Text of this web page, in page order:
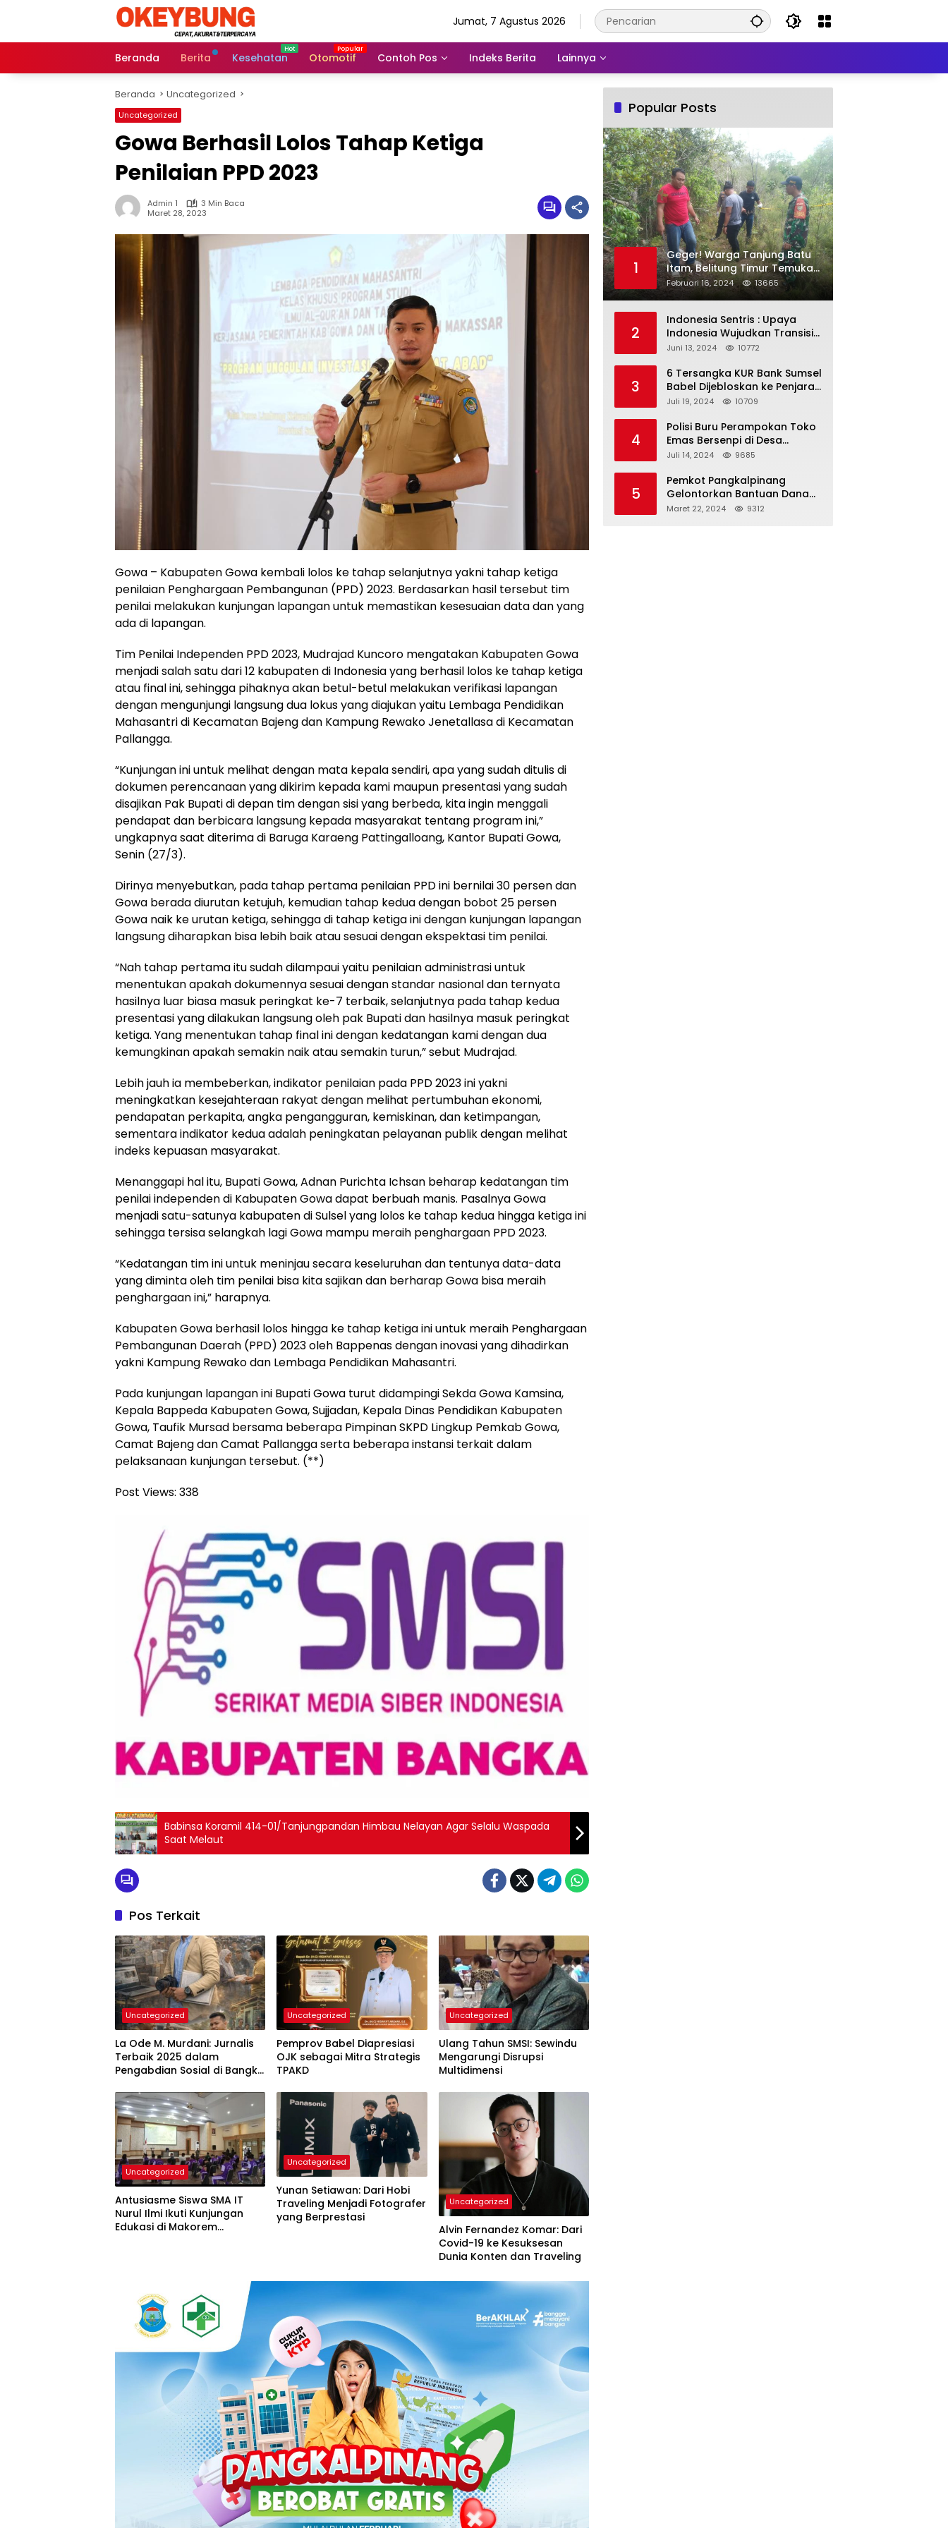
Jumat, 7 Agustus 2026
Beranda Berita Kesehatan Otomotif Contoh Pos Indeks Berita Lainnya
Beranda Uncategorized
Uncategorized
Gowa Berhasil Lolos Tahap Ketiga
Penilaian PPD 2023
Admin 1
3 Min Baca
Maret 28, 2023
Gowa – Kabupaten Gowa kembali lolos ke tahap selanjutnya yakni tahap ketiga
penilaian Penghargaan Pembangunan (PPD) 2023. Berdasarkan hasil tersebut tim
penilai melakukan kunjungan lapangan untuk memastikan kesesuaian data dan yang
ada di lapangan.
Tim Penilai Independen PPD 2023, Mudrajad Kuncoro mengatakan Kabupaten Gowa
menjadi salah satu dari 12 kabupaten di Indonesia yang berhasil lolos ke tahap ketiga
atau final ini, sehingga pihaknya akan betul-betul melakukan verifikasi lapangan
dengan mengunjungi langsung dua lokus yang diajukan yaitu Lembaga Pendidikan
Mahasantri di Kecamatan Bajeng dan Kampung Rewako Jenetallasa di Kecamatan
Pallangga.
“Kunjungan ini untuk melihat dengan mata kepala sendiri, apa yang sudah ditulis di
dokumen perencanaan yang dikirim kepada kami maupun presentasi yang sudah
disajikan Pak Bupati di depan tim dengan sisi yang berbeda, kita ingin menggali
pendapat dan berbicara langsung kepada masyarakat tentang program ini,”
ungkapnya saat diterima di Baruga Karaeng Pattingalloang, Kantor Bupati Gowa,
Senin (27/3).
Dirinya menyebutkan, pada tahap pertama penilaian PPD ini bernilai 30 persen dan
Gowa berada diurutan ketujuh, kemudian tahap kedua dengan bobot 25 persen
Gowa naik ke urutan ketiga, sehingga di tahap ketiga ini dengan kunjungan lapangan
langsung diharapkan bisa lebih baik atau sesuai dengan ekspektasi tim penilai.
“Nah tahap pertama itu sudah dilampaui yaitu penilaian administrasi untuk
menentukan apakah dokumennya sesuai dengan standar nasional dan ternyata
hasilnya luar biasa masuk peringkat ke-7 terbaik, selanjutnya pada tahap kedua
presentasi yang dilakukan langsung oleh pak Bupati dan hasilnya masuk peringkat
ketiga. Yang menentukan tahap final ini dengan kedatangan kami dengan dua
kemungkinan apakah semakin naik atau semakin turun,” sebut Mudrajad.
Lebih jauh ia membeberkan, indikator penilaian pada PPD 2023 ini yakni
meningkatkan kesejahteraan rakyat dengan melihat pertumbuhan ekonomi,
pendapatan perkapita, angka pengangguran, kemiskinan, dan ketimpangan,
sementara indikator kedua adalah peningkatan pelayanan publik dengan melihat
indeks kepuasan masyarakat.
Menanggapi hal itu, Bupati Gowa, Adnan Purichta Ichsan beharap kedatangan tim
penilai independen di Kabupaten Gowa dapat berbuah manis. Pasalnya Gowa
menjadi satu-satunya kabupaten di Sulsel yang lolos ke tahap kedua hingga ketiga ini
sehingga tersisa selangkah lagi Gowa mampu meraih penghargaan PPD 2023.
“Kedatangan tim ini untuk meninjau secara keseluruhan dan tentunya data-data
yang diminta oleh tim penilai bisa kita sajikan dan berharap Gowa bisa meraih
penghargaan ini,” harapnya.
Kabupaten Gowa berhasil lolos hingga ke tahap ketiga ini untuk meraih Penghargaan
Pembangunan Daerah (PPD) 2023 oleh Bappenas dengan inovasi yang dihadirkan
yakni Kampung Rewako dan Lembaga Pendidikan Mahasantri.
Pada kunjungan lapangan ini Bupati Gowa turut didampingi Sekda Gowa Kamsina,
Kepala Bappeda Kabupaten Gowa, Sujjadan, Kepala Dinas Pendidikan Kabupaten
Gowa, Taufik Mursad bersama beberapa Pimpinan SKPD Lingkup Pemkab Gowa,
Camat Bajeng dan Camat Pallangga serta beberapa instansi terkait dalam
pelaksanaan kunjungan tersebut. (**)
Post Views: 338
Babinsa Koramil 414-01/Tanjungpandan Himbau Nelayan Agar Selalu Waspada
Saat Melaut
Pos Terkait
Uncategorized
La Ode M. Murdani: Jurnalis
Terbaik 2025 dalam
Pengabdian Sosial di Bangka
Uncategorized
Pemprov Babel Diapresiasi
OJK sebagai Mitra Strategis
TPAKD
Uncategorized
Ulang Tahun SMSI: Sewindu
Mengarungi Disrupsi
Multidimensi
Uncategorized
Antusiasme Siswa SMA IT
Nurul Ilmi Ikuti Kunjungan
Edukasi di Makorem
Uncategorized
Yunan Setiawan: Dari Hobi
Traveling Menjadi Fotografer
yang Berprestasi
Uncategorized
Alvin Fernandez Komar: Dari
Covid-19 ke Kesuksesan
Dunia Konten dan Traveling
Popular Posts
1
Geger! Warga Tanjung Batu
Itam, Belitung Timur Temukan
Mayat Pria Tergantung di
Pohon
Februari 16, 2024 13665
2
Indonesia Sentris : Upaya
Indonesia Wujudkan Transisi
dan Ketahanan Energi yang
Juni 13, 2024 10772
3
6 Tersangka KUR Bank Sumsel
Babel Dijebloskan ke Penjara,
Dirut PT. HKL Yandi Mangkir
Juli 19, 2024 10709
4
Polisi Buru Perampokan Toko
Emas Bersenpi di Desa
Payung
Juli 14, 2024 9685
5
Pemkot Pangkalpinang
Gelontorkan Bantuan Dana
Hibah Rp 200 Juta Untuk
Maret 22, 2024 9312